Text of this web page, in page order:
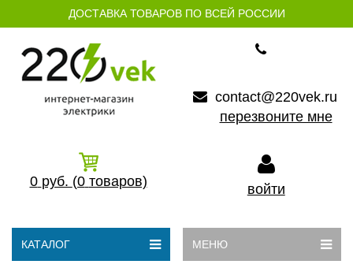
ДОСТАВКА ТОВАРОВ ПО ВСЕЙ РОССИИ
contact@220vek.ru
перезвоните мне
0 руб. (0 товаров) войти
КАТАЛОГ МЕНЮ